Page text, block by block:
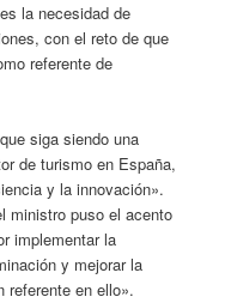
la necesidad de
con el reto de que
referente de
siga siendo una
de turismo en España,
y la innovación».
ministro puso el acento
implementar la
y mejorar la
referente en ello».